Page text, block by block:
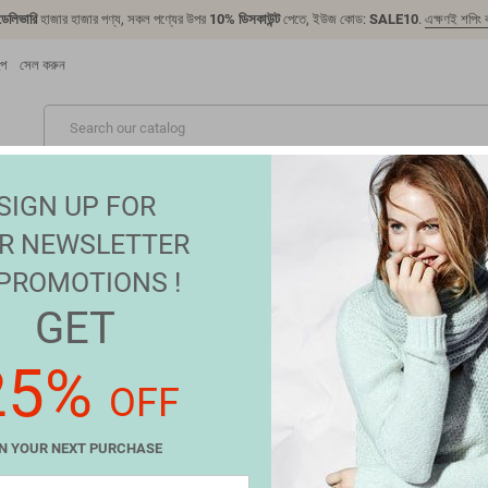
হাজার হাজার পণ্য, সকল পণ্যের উপর 10% ডিসকাউন্টপেতে, ইউজ কোড: SALE10. এক্ষণই
সেল করুন
টেকনোলজি ফ্যাশন সেলস ব্রান্ড
ডিভিশন
for the inconvenience.
UP FOR
NEWSLETTER
!
GET
OFF
YOUR NEXT PURCHASE